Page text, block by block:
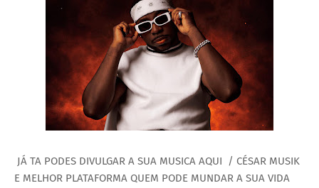
JÁ TA PODES DIVULGAR A SUA MUSICA AQUI / CÉSAR MUSIK
E MELHOR PLATAFORMA QUEM PODE MUNDAR A SUA VIDA